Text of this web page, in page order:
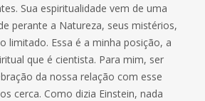
Sua espiritualidade vem de uma
perante a Natureza, seus mistérios,
limitado. Essa é a minha posição, a
que é cientista. Para mim, ser
da nossa relação com esse
cerca. Como dizia Einstein, nada